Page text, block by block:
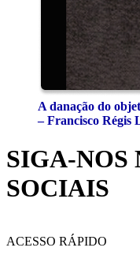
A danação do
– Francisco Régis
SIGA-NOS
SOCIAIS
ACESSO RÁPIDO